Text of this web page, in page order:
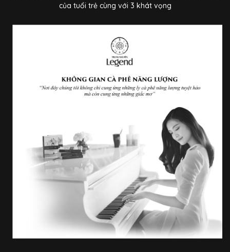
của tuổi trẻ cùng với 3 khát vọng